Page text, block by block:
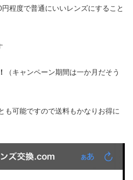
程度で普通にいいレンズにすること
（キャンペーン期間は一か月だそう
も可能ですので送料もかなりお得に